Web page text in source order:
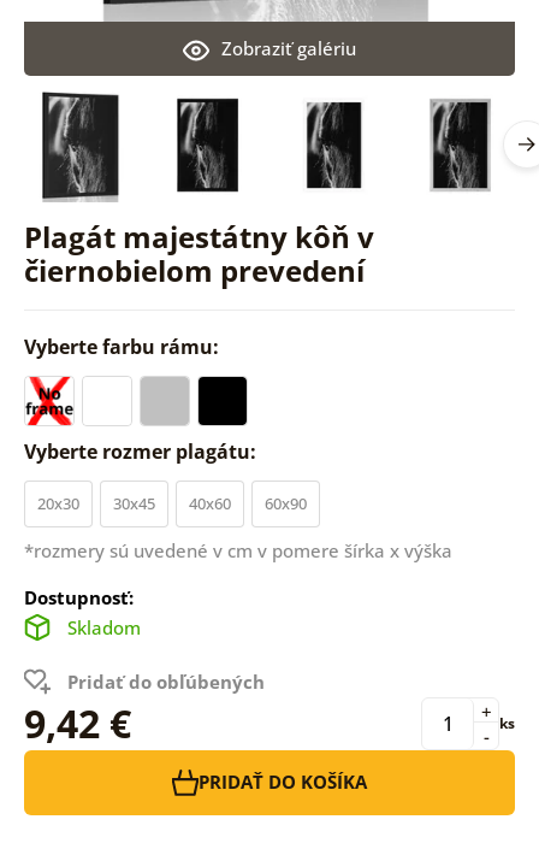
Plagát majestátny kôň v
čiernobielom prevedení
Zobraziť galériu
Vyberte farbu rámu:
Vyberte rozmer plagátu:
20x30 30x45 40x60 60x90
*rozmery sú uvedené v cm v pomere šírka x výška
Dostupnosť:
Skladom
Pridať do obľúbených
9,42 € -
+ ks
PRIDAŤ DO KOŠÍKA